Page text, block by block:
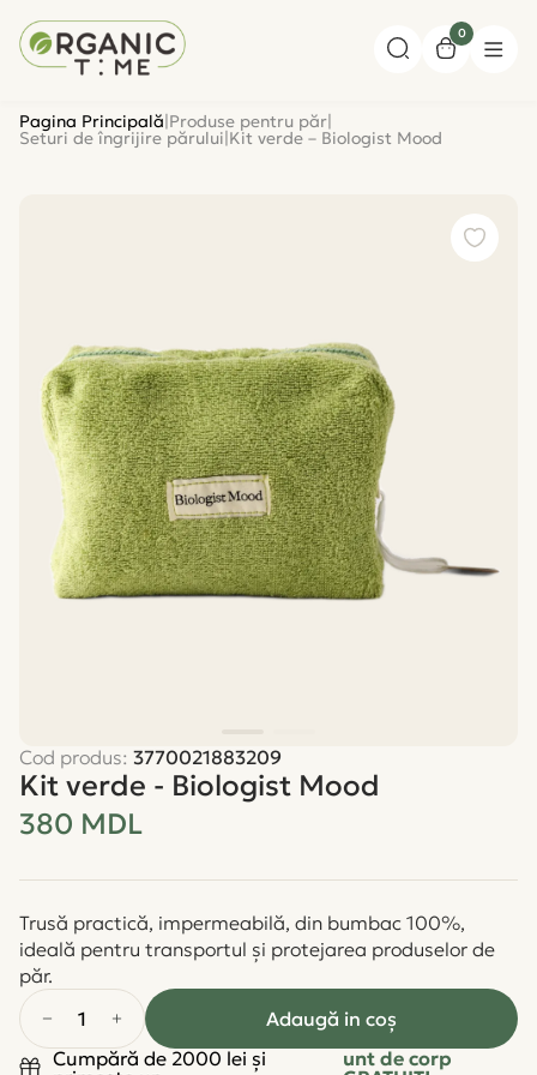
0
Pagina Principală|Produse pentru păr|
Seturi de îngrijire părului|Kit verde – Biologist Mood
Cod produs: 3770021883209
Kit verde - Biologist Mood
380 MDL
Trusă practică, impermeabilă, din bumbac 100%,
ideală pentru transportul și protejarea produselor de
păr.
1
Adaugă in coş
Cumpără de 2000 lei și
unt de corp